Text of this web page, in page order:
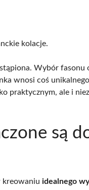
kolacje.
Wybór fasonu
wnosi coś
praktycznym, ale i
są
kreowaniu idealnego